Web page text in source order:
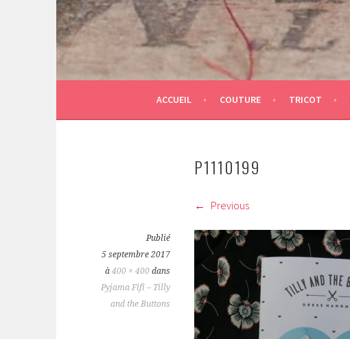
ACCUEIL COUTURE TRICOT
P1110199
Previous
Publié
5 septembre 2017
à 400 × 400 dans
Pyjama Fifi – Tilly
and the Buttons